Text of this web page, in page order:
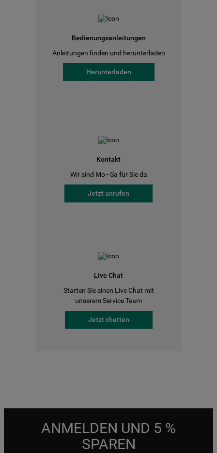
Bedienungsanleitungen
Anleitungen finden und herunterladen
Herunterladen
Kontakt
Wir sind Mo - Sa für Sie da
Jetzt anrufen
Live Chat
Starten Sie einen Live Chat mit
unserem Service Team
Jetzt chatten
ANMELDEN UND 5 %
SPAREN